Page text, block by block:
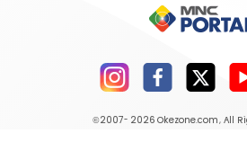
©2007- 2026 Okezone.com , All